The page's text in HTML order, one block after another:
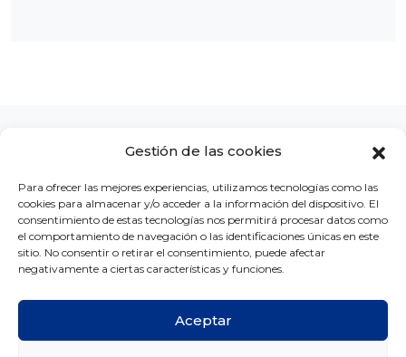
Gestión de las cookies
Para ofrecer las mejores experiencias, utilizamos tecnologías como las
cookies para almacenar y/o acceder a la información del dispositivo. El
consentimiento de estas tecnologías nos permitirá procesar datos como
el comportamiento de navegación o las identificaciones únicas en este
sitio. No consentir o retirar el consentimiento, puede afectar
negativamente a ciertas características y funciones.
Aceptar
LA CLÍNICA CONCURSOS BLOG CONTACTO
Copyright © Ortodoncia MG 2026 -